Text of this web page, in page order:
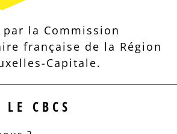
par la Commission
française de la Région
Capitale.
LE CBCS